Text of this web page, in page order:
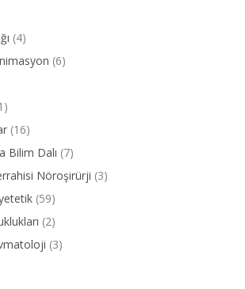
(4)
(6)
(16)
Bilim Dalı (7)
Nöroşirürji (3)
(59)
(2)
(3)